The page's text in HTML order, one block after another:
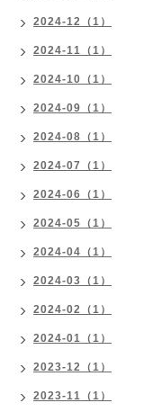
2024-12（1）
2024-11（1）
2024-10（1）
2024-09（1）
2024-08（1）
2024-07（1）
2024-06（1）
2024-05（1）
2024-04（1）
2024-03（1）
2024-02（1）
2024-01（1）
2023-12（1）
2023-11（1）